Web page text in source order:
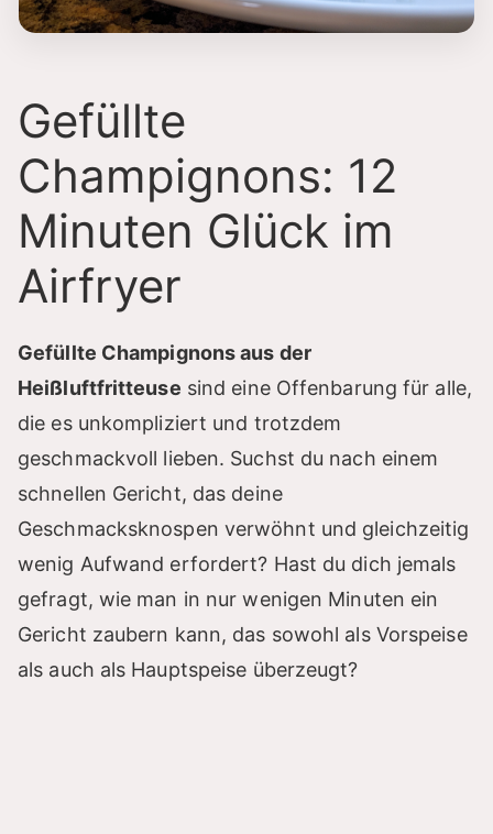
Gefüllte
Champignons: 12
Minuten Glück im
Airfryer
Gefüllte Champignons aus der
Heißluftfritteuse sind eine Offenbarung für alle,
die es unkompliziert und trotzdem
geschmackvoll lieben. Suchst du nach einem
schnellen Gericht, das deine
Geschmacksknospen verwöhnt und gleichzeitig
wenig Aufwand erfordert? Hast du dich jemals
gefragt, wie man in nur wenigen Minuten ein
Gericht zaubern kann, das sowohl als Vorspeise
als auch als Hauptspeise überzeugt?